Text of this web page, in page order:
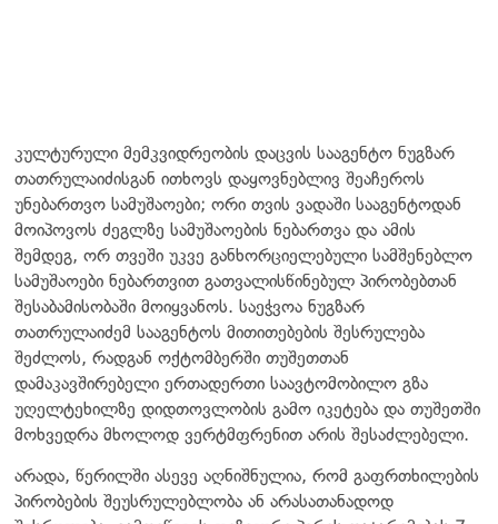
კულტურული მემკვიდრეობის დაცვის სააგენტო ნუგზარ
თათრულაიძისგან ითხოვს დაყოვნებლივ შეაჩეროს
უნებართვო სამუშაოები; ორი თვის ვადაში სააგენტოდან
მოიპოვოს ძეგლზე სამუშაოების ნებართვა და ამის
შემდეგ, ორ თვეში უკვე განხორციელებული სამშენებლო
სამუშაოები ნებართვით გათვალისწინებულ პირობებთან
შესაბამისობაში მოიყვანოს. საეჭვოა ნუგზარ
თათრულაიძემ სააგენტოს მითითებების შესრულება
შეძლოს, რადგან ოქტომბერში თუშეთთან
დამაკავშირებელი ერთადერთი საავტომობილო გზა
უღელტეხილზე დიდთოვლობის გამო იკეტება და თუშეთში
მოხვედრა მხოლოდ ვერტმფრენით არის შესაძლებელი.
არადა, წერილში ასევე აღნიშნულია, რომ გაფრთხილების
პირობების შეუსრულებლობა ან არასათანადოდ